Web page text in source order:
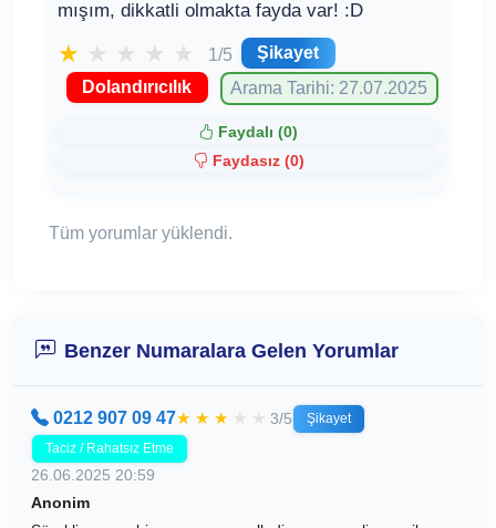
mışım, dikkatli olmakta fayda var! :D
★ ★ ★ ★ ★ 1/5
Şikayet
Dolandırıcılık
Arama Tarihi: 27.07.2025
Faydalı (0)
Faydasız (0)
Tüm yorumlar yüklendi.
Benzer Numaralara Gelen Yorumlar
0212 907 09 47★ ★ ★ ★ ★ 3/5
Şikayet
Taciz / Rahatsız Etme
26.06.2025 20:59
Anonim